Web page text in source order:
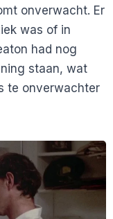
onverwacht. Er
was of in
had nog
staan, wat
te onverwachter